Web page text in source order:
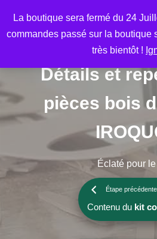
La boutique sera fermé du 24
commandes passé sur la boutique
très bientôt !
contenu
Détails et
pièces bois
Éclaté pour
Étape
Contenu du kit